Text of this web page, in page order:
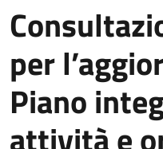
per
Piano